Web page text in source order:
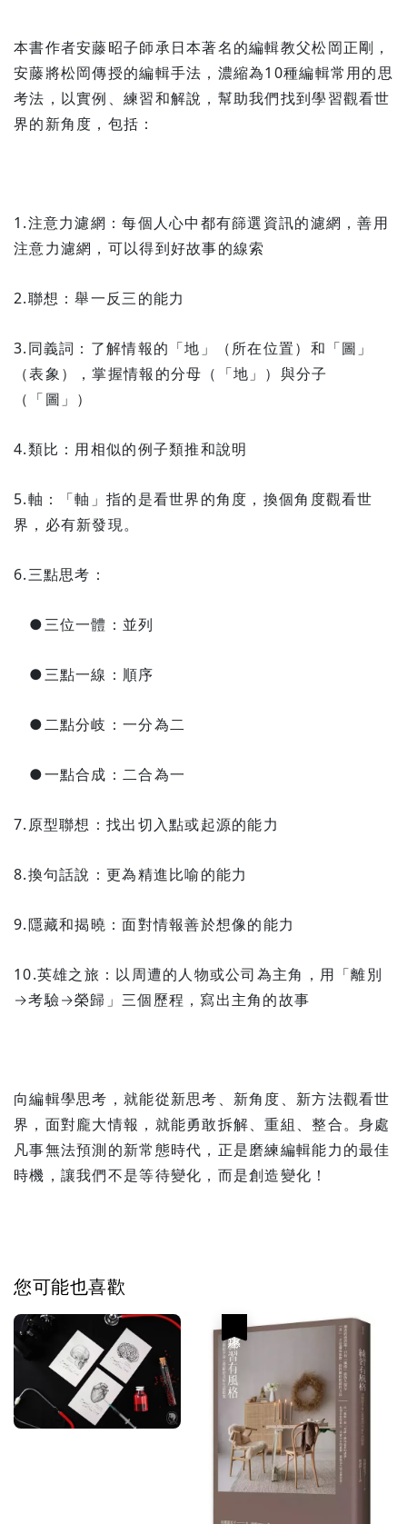
本書作者安藤昭子師承日本著名的編輯教父松岡正剛，
安藤將松岡傳授的編輯手法，濃縮為10種編輯常用的思
考法，以實例、練習和解說，幫助我們找到學習觀看世
界的新角度，包括：
1.注意力濾網：每個人心中都有篩選資訊的濾網，善用
注意力濾網，可以得到好故事的線索
2.聯想：舉一反三的能力
3.同義詞：了解情報的「地」（所在位置）和「圖」
（表象），掌握情報的分母（「地」）與分子
（「圖」）
4.類比：用相似的例子類推和說明
5.軸：「軸」指的是看世界的角度，換個角度觀看世
界，必有新發現。
6.三點思考：
●三位一體：並列
●三點一線：順序
●二點分岐：一分為二
●一點合成：二合為一
7.原型聯想：找出切入點或起源的能力
8.換句話說：更為精進比喻的能力
9.隱藏和揭曉：面對情報善於想像的能力
10.英雄之旅：以周遭的人物或公司為主角，用「離別
→考驗→榮歸」三個歷程，寫出主角的故事
向編輯學思考，就能從新思考、新角度、新方法觀看世
界，面對龐大情報，就能勇敢拆解、重組、整合。身處
凡事無法預測的新常態時代，正是磨練編輯能力的最佳
時機，讓我們不是等待變化，而是創造變化！
您可能也喜歡